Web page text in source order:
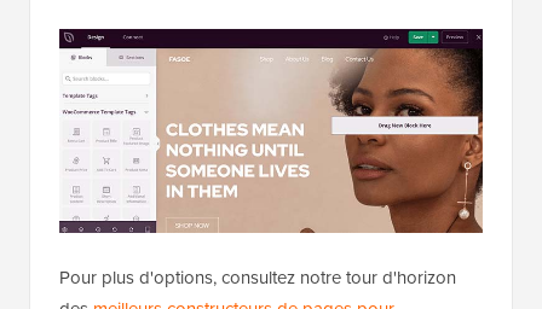
Pour plus d'options, consultez notre tour d'horizon